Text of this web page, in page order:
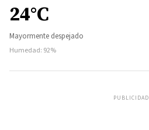
24°C
Mayormente despejado
Humedad: 92%
PUBLICIDAD